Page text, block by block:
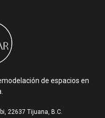
de espacios en
22637 Tijuana, B.C.